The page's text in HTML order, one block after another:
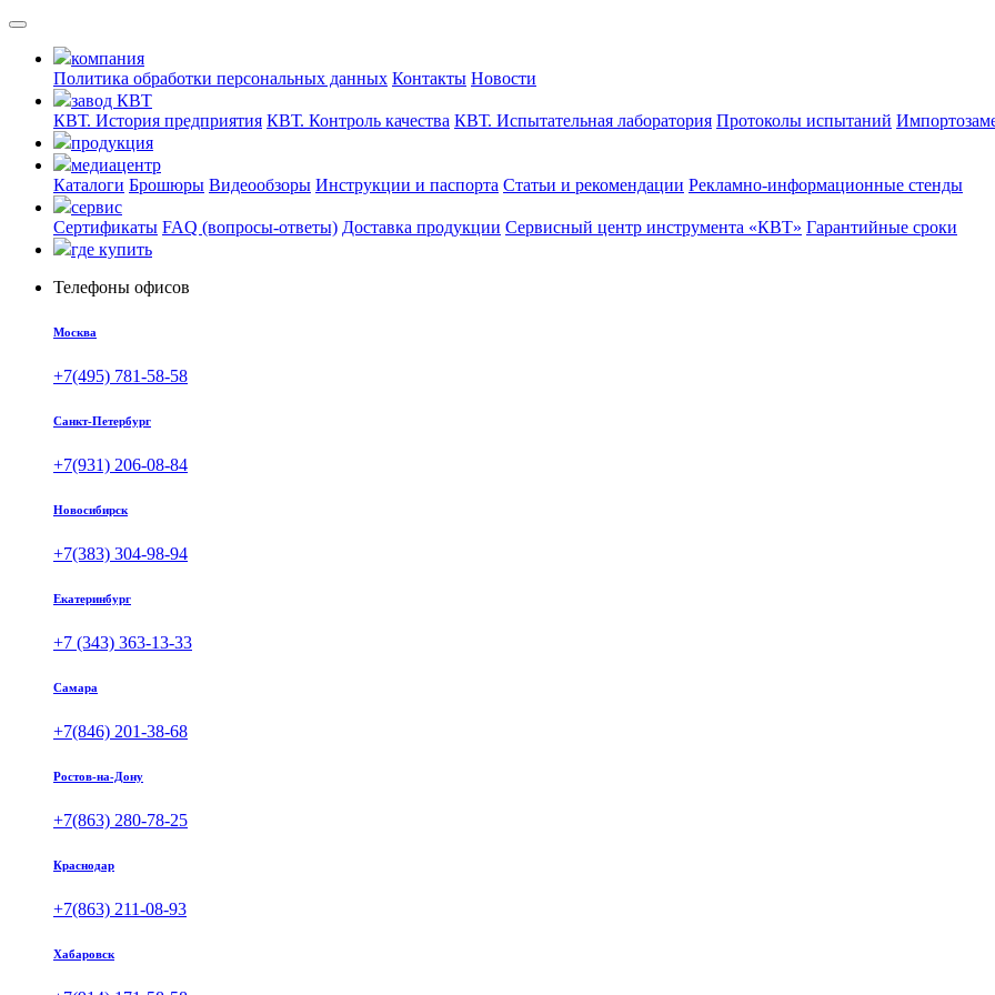
компания
Политика обработки персональных данных Контакты Новости
завод КВТ
КВТ. История предприятия КВТ. Контроль качества КВТ. Испытательная лаборатория Протоколы испытаний
продукция
медиацентр
Каталоги Брошюры Видеообзоры Инструкции и паспорта Статьи и рекомендации Рекламно-информационные стенды
сервис
Сертификаты FAQ (вопросы-ответы) Доставка продукции Сервисный центр инструмента «КВТ» Гарантийные сроки
где купить
Телефоны офисов
Москва
+7(495) 781-58-58
Санкт-Петербург
+7(931) 206-08-84
Новосибирск
+7(383) 304-98-94
Екатеринбург
+7 (343) 363-13-33
Самара
+7(846) 201-38-68
Ростов-на-Дону
+7(863) 280-78-25
Краснодар
+7(863) 211-08-93
Хабаровск